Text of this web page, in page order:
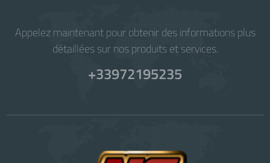
Appelez maintenant pour obtenir des informations plus
détaillées sur nos produits et services.
+33972195235